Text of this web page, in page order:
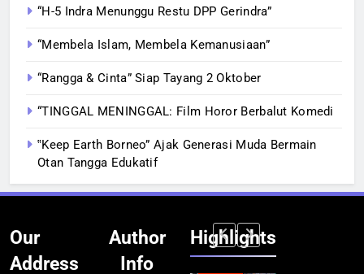
“H-5 Indra Menunggu Restu DPP Gerindra”
“Membela Islam, Membela Kemanusiaan”
“Rangga & Cinta” Siap Tayang 2 Oktober
“TINGGAL MENINGGAL: Film Horor Berbalut Komedi
‟Keep Earth Borneo” Ajak Generasi Muda Bermain
Otan Tangga Edukatif
Our
Address
Author
Info
Highlights
BERITA
INFRASTRUKTUR